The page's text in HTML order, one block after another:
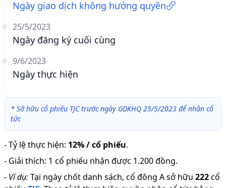
Ngày giao dịch không hưởng quyền
25/5/2023
Ngày đăng ký cuối cùng
9/6/2023
Ngày thực hiện
* Sở hữu cổ phiếu TJC trước ngày GDKHQ 25/5/2023 để nhận cổ
tức
-Tỷ lệ thực hiện: 12% / cổ phiếu.
- Giải thích: 1 cổ phiếu nhận được 1.200 đồng.
- Ví dụ:Tại ngày chốt danh sách, cổ đông A sở hữu 222cổ